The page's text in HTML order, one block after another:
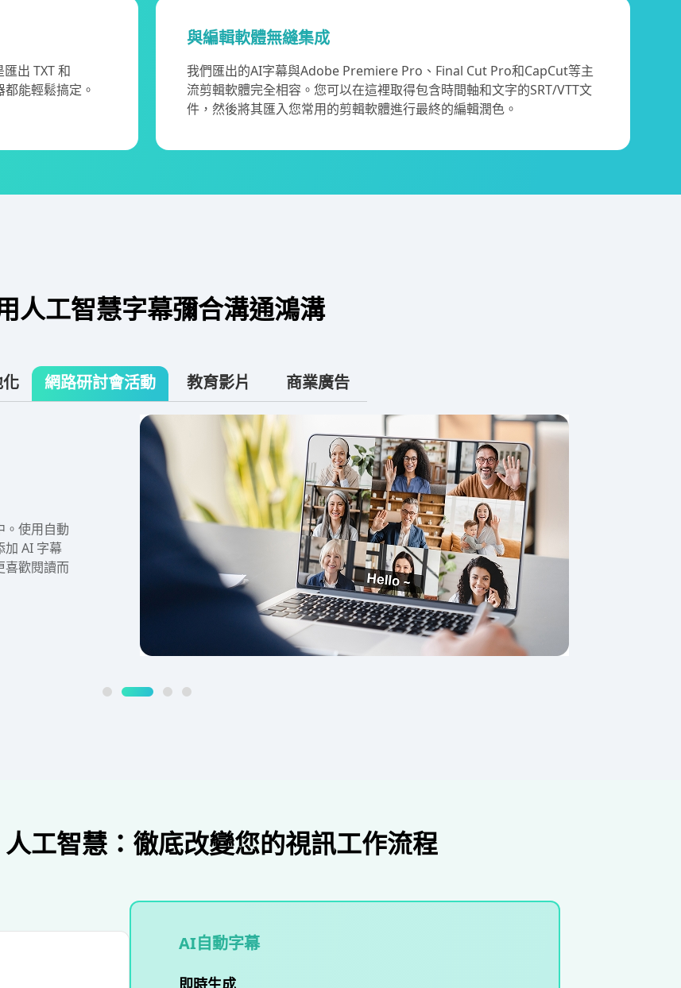
出 TXT 和
能輕鬆搞定。
與編輯軟體無縫集成
我們匯出的AI字幕與Adobe Premiere Pro、Final Cut Pro和CapCut等主
流剪輯軟體完全相容。您可以在這裡取得包含時間軸和文字的SRT/VTT文
件，然後將其匯入您常用的剪輯軟體進行最終的編輯潤色。
人工智慧字幕彌合溝通鴻溝
網路研討會活動 教育影片 商業廣告
。使用自動
加 AI 字幕
喜歡閱讀而
工智慧：徹底改變您的視訊工作流程
AI自動字幕
即時生成